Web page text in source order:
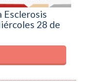
Esclerosis
28 de